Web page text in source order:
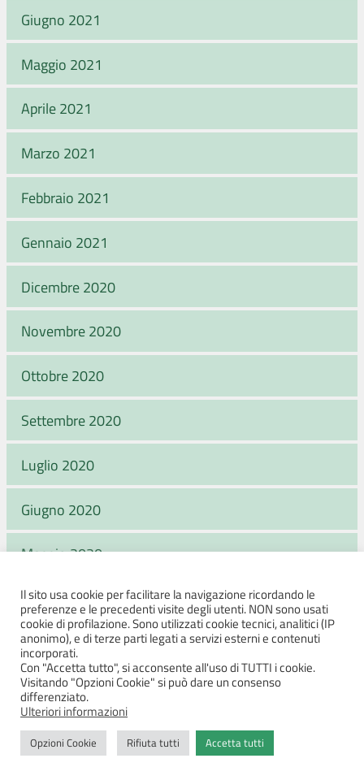
Giugno 2021
Maggio 2021
Aprile 2021
Marzo 2021
Febbraio 2021
Gennaio 2021
Dicembre 2020
Novembre 2020
Ottobre 2020
Settembre 2020
Luglio 2020
Giugno 2020
Maggio 2020
Aprile 2020
Marzo 2020
Febbraio 2020
Gennaio 2020
Il sito usa cookie per facilitare la navigazione ricordando le
preferenze e le precedenti visite degli utenti. NON sono usati
cookie di profilazione. Sono utilizzati cookie tecnici, analitici (IP
anonimo), e di terze parti legati a servizi esterni e contenuti
incorporati.
Con "Accetta tutto", si acconsente all'uso di TUTTI i cookie.
Visitando "Opzioni Cookie" si può dare un consenso
differenziato.
Ulteriori informazioni
Opzioni Cookie Rifiuta tutti Accetta tutti